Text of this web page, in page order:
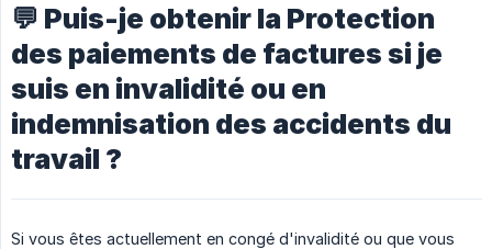
💬 Puis-je obtenir la Protection
des paiements de factures si je
suis en invalidité ou en
indemnisation des accidents du
travail ?
Si vous êtes actuellement en congé d'invalidité ou que vous